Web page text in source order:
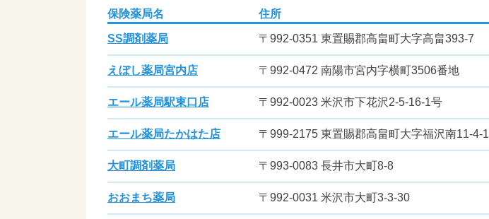
保険薬局名 住所
SS調剤薬局 〒992-0351 東置賜郡高畠町大字高畠393-7
えぼし薬局宮内店 〒992-0472 南陽市宮内字横町3506番地
エール薬局駅東口店 〒992-0023 米沢市下花沢2-5-16-1号
エール薬局たかはた店 〒999-2175 東置賜郡高畠町大字福沢南11-4-1
大町調剤薬局 〒993-0083 長井市大町8-8
おおまち薬局 〒992-0031 米沢市大町3-3-30